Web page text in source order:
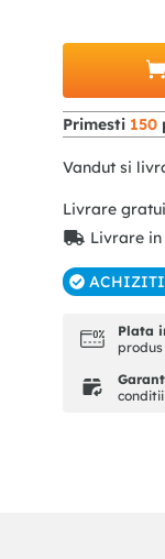
Primesti 150
Vandut si
Livrare
Livrare
Plata